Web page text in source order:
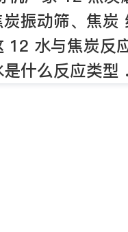
振动筛、焦炭
12 水与焦炭反
是什么反应类